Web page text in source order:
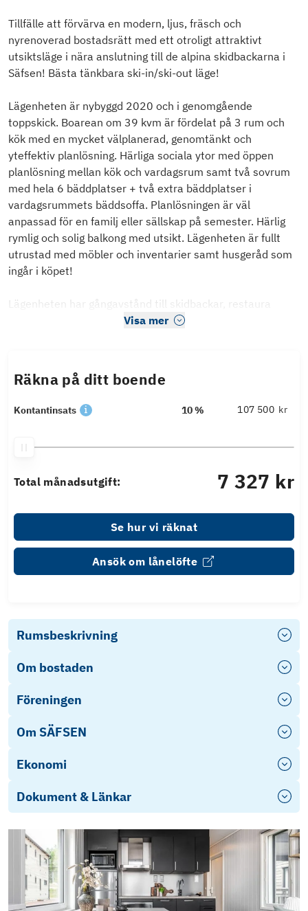
Tillfälle att förvärva en modern, ljus, fräsch och
nyrenoverad bostadsrätt med ett otroligt attraktivt
utsiktsläge i nära anslutning till de alpina skidbackarna i
Säfsen! Bästa tänkbara ski-in/ski-out läge!
Lägenheten är nybyggd 2020 och i genomgående
toppskick. Boarean om 39 kvm är fördelat på 3 rum och
kök med en mycket välplanerad, genomtänkt och
yteffektiv planlösning. Härliga sociala ytor med öppen
planlösning mellan kök och vardagsrum samt två sovrum
med hela 6 bäddplatser + två extra bäddplatser i
vardagsrummets bäddsoffa. Planlösningen är väl
anpassad för en familj eller sällskap på semester. Härlig
rymlig och solig balkong med utsikt. Lägenheten är fullt
utrustad med möbler och inventarier samt husgeråd som
ingår i köpet!
Lägenheten har gångavstånd till skidbackar, restaura
Visa mer
Räkna på ditt boende
Kontantinsats 10 % kr
Total månadsutgift: 7 327 kr
Se hur vi räknat
Ansök om lånelöfte
Rumsbeskrivning
Om bostaden
Föreningen
Om SÄFSEN
Ekonomi
Dokument & Länkar
Stadgar BRF Solslingan 1
Fasadritning Nya Hyttan